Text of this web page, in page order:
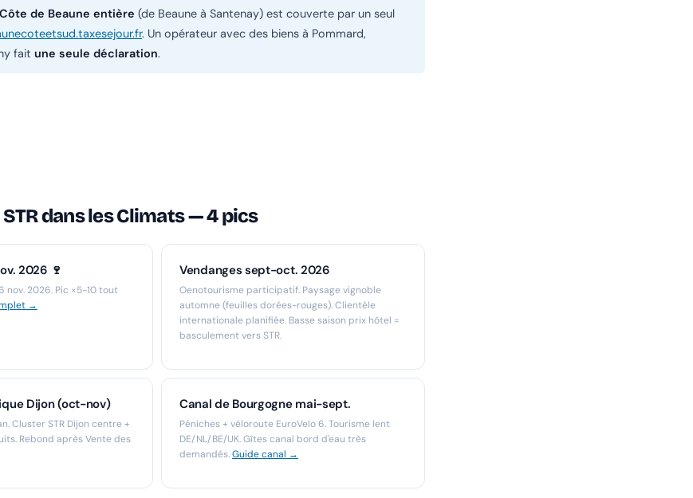
Côte de Beaune entière (de Beaune à Santenay) est couverte par un seul
. Un opérateur avec des biens à Pommard,
fait une seule déclaration.
dans les Climats — 4 pics
2026 🍷
nov. 2026. Pic ×5-10 tout
→
Vendanges sept-oct. 2026
Oenotourisme participatif. Paysage vignoble
automne (feuilles dorées-rouges). Clientèle
internationale planifiée. Basse saison prix hôtel =
basculement vers STR.
Dijon (oct-nov)
Cluster STR Dijon centre +
Rebond après Vente des
Canal de Bourgogne mai-sept.
Péniches + véloroute EuroVelo 6. Tourisme lent
DE/NL/BE/UK. Gîtes canal bord d'eau très
demandés.Guide canal →